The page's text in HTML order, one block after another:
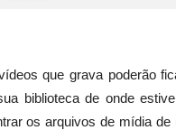
que grava poderão
biblioteca de onde
os arquivos de mídia